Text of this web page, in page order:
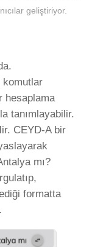
geliştiriyor.
komutlar
hesaplama
tanımlayabilir.
CEYD-A bir
mı?
formatta